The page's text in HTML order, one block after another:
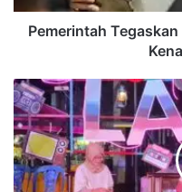
Harga
Pemerintah
Wawali
Samarinda
Ajak
Generasi
Muda
Seimbangkan